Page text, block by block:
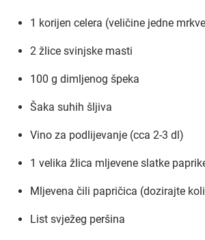
1 korijen celera (veličine jedne
2 žlice svinjske masti
100 g dimljenog špeka
Šaka suhih šljiva
Vino za podlijevanje (cca 2-3 dl)
1 velika žlica mljevene slatke
Mljevena čili papričica (dozirajte
List svježeg peršina